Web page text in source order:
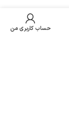
حساب کاربری من